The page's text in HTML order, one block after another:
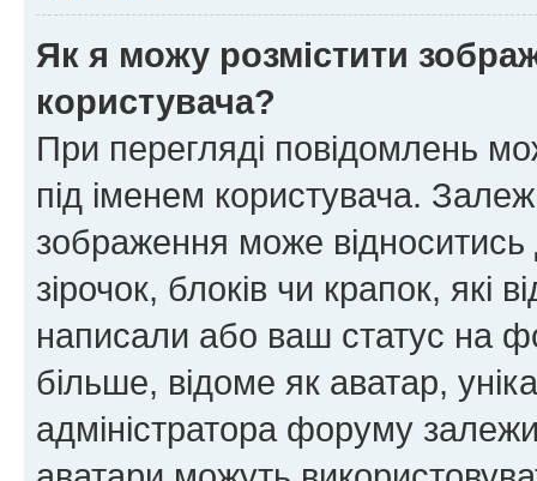
Як я можу розмістити
користувача?
При перегляді повідомлень
під іменем користувача.
зображення може відноситись
зірочок, блоків чи крапок, які
написали або ваш статус на
більше, відоме як аватар,
адміністратора форуму